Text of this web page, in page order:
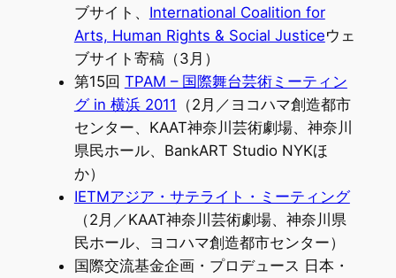
ブサイト、 International Coalition for
Arts, Human Rights & Social Justiceウェ
ブサイト寄稿（3月）
第15回 TPAM – 国際舞台芸術ミーティン
グ in 横浜 2011 （2月／ヨコハマ創造都市
センター、KAAT神奈川芸術劇場、神奈川
県民ホール、BankART Studio NYKほ
か）
IETMアジア・サテライト・ミーティング
（2月／KAAT神奈川芸術劇場、神奈川県
民ホール、ヨコハマ創造都市センター）
国際交流基金企画・プロデュース 日本・